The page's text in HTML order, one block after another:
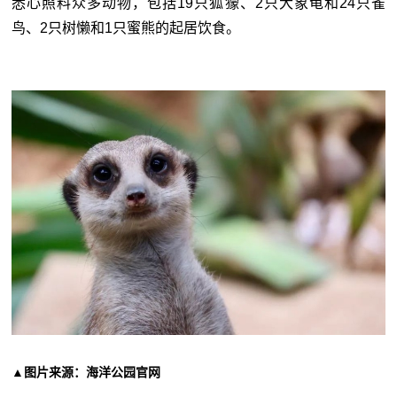
鸟、2只树懒和1只蜜熊的起居饮食。
▲图片来源：海洋公园官网